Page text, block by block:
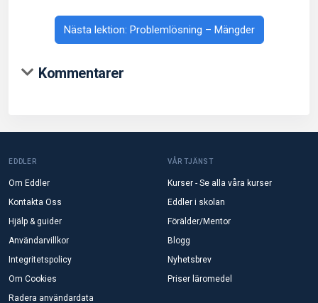
Nästa lektion: Problemlösning – Mängder
Kommentarer
EDDLER
Om Eddler
Kontakta Oss
Hjälp & guider
Användarvillkor
Integritetspolicy
Om Cookies
Radera användardata
VÅR TJÄNST
Kurser - Se alla våra kurser
Eddler i skolan
Förälder/Mentor
Blogg
Nyhetsbrev
Priser läromedel